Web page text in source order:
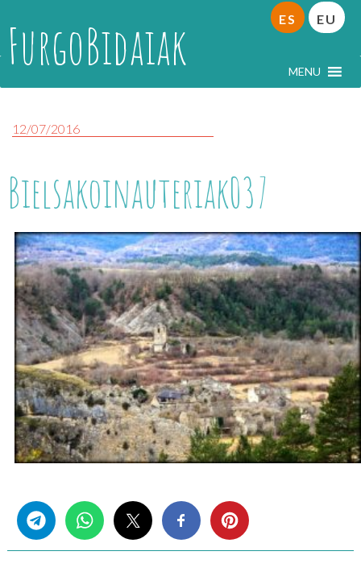
FurgoBidaiak MENU
ES EU
12/07/2016
Bielsakoinauteriak037